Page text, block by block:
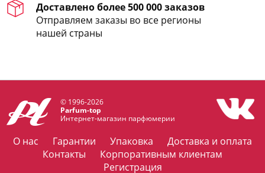
Доставлено более 500 000 заказов
Отправляем заказы во все регионы
нашей страны
© 1996-2026
Parfum-top
Интернет-магазин парфюмерии
О нас Гарантии Упаковка
Доставка и оплата
Контакты
Корпоративным клиентам
Регистрация